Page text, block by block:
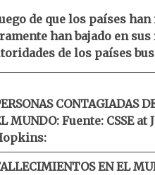
de que los países
han bajado en
de los países
CONTAGIADAS
MUNDO:Fuente: CSSE at
EN EL